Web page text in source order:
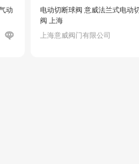
动
电动切断球阀 意威法兰式电动
阀 上海
上海意威阀门有限公司